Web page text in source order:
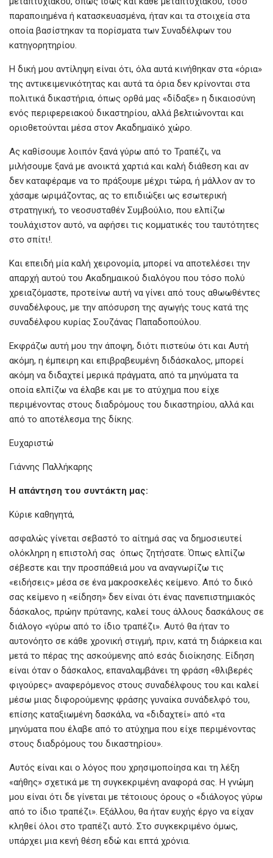
παραποιημένα ή κατασκευασμένα, ήταν και τα στοιχεία στα
οποία βασίστηκαν τα πορίσματα των Συναδέλφων του
κατηγορητηρίου.
Η δική μου αντίληψη είναι ότι, όλα αυτά κινήθηκαν στα «όρια»
της αντικειμενικότητας και αυτά τα όρια δεν κρίνονται στα
πολιτικά δικαστήρια, όπως ορθά μας «δίδαξε» η δικαιοσύνη
ενός περιφερειακού δικαστηρίου, αλλά βελτιώνονται και
οριοθετούνται μέσα στον Ακαδημαϊκό χώρο.
Ας καθίσουμε λοιπόν ξανά γύρω από το Τραπέζι, να
μιλήσουμε ξανά με ανοικτά χαρτιά και καλή διάθεση και αν
δεν καταφέραμε να το πράξουμε μέχρι τώρα, ή μάλλον αν το
χάσαμε ωριμάζοντας, ας το επιδιώξει ως εσωτερική
στρατηγική, το νεοσυσταθέν Συμβούλιο, που ελπίζω
τουλάχιστον αυτό, να αφήσει τις κομματικές του ταυτότητες
στο σπίτι!.
Και επειδή μία καλή χειρονομία, μπορεί να αποτελέσει την
απαρχή αυτού του Ακαδημαικού διαλόγου που τόσο πολύ
χρειαζόμαστε, προτείνω αυτή να γίνει από τους αθωωθέντες
συναδέλφους, με την απόσυρση της αγωγής τους κατά της
συναδέλφου κυρίας Σουζάνας Παπαδοπούλου.
Εκφράζω αυτή μου την άποψη, διότι πιστεύω ότι και Αυτή
ακόμη, η έμπειρη και επιβραβευμένη διδάσκαλος, μπορεί
ακόμη να διδαχτεί μερικά πράγματα, από τα μηνύματα τα
οποία ελπίζω να έλαβε και με το ατύχημα που είχε
περιμένοντας στους διαδρόμους του δικαστηρίου, αλλά και
από το αποτέλεσμα της δίκης.
Ευχαριστώ
Γιάννης Παλλήκαρης
Η απάντηση του συντάκτη μας:
Κύριε καθηγητά,
ασφαλώς γίνεται σεβαστό το αίτημά σας να δημοσιευτεί
ολόκληρη η επιστολή σας όπως ζητήσατε. Όπως ελπίζω
σέβεστε και την προσπάθειά μου να αναγνωρίζω τις
«ειδήσεις» μέσα σε ένα μακροσκελές κείμενο. Από το δικό
σας κείμενο η «είδηση» δεν είναι ότι ένας πανεπιστημιακός
δάσκαλος, πρώην πρύτανης, καλεί τους άλλους δασκάλους σε
διάλογο «γύρω από το ίδιο τραπέζι». Αυτό θα ήταν το
αυτονόητο σε κάθε χρονική στιγμή, πριν, κατά τη διάρκεια και
μετά το πέρας της ασκούμενης από εσάς διοίκησης. Είδηση
είναι όταν ο δάσκαλος, επαναλαμβάνει τη φράση «θλιβερές
φιγούρες» αναφερόμενος στους συναδέλφους του και καλεί
μέσω μιας διφορούμενης φράσης γυναίκα συνάδελφό του,
επίσης καταξιωμένη δασκάλα, να «διδαχτεί» από «τα
μηνύματα που έλαβε από το ατύχημα που είχε περιμένοντας
στους διαδρόμους του δικαστηρίου».
Αυτός είναι και ο λόγος που χρησιμοποίησα και τη λέξη
«αήθης» σχετικά με τη συγκεκριμένη αναφορά σας. Η γνώμη
μου είναι ότι δε γίνεται με τέτοιους όρους ο «διάλογος γύρω
από το ίδιο τραπέζι». Εξάλλου, θα ήταν ευχής έργο να είχαν
κληθεί όλοι στο τραπέζι αυτό. Στο συγκεκριμένο όμως,
υπάρχει μια κενή θέση εδώ και επτά χρόνια.